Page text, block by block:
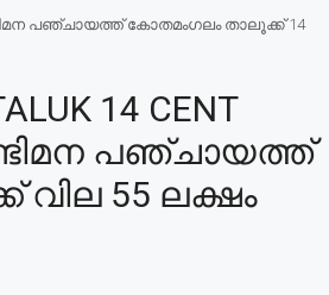
പിണ്ടിമന പഞ്ചായത്ത് കോതമംഗലം താലൂക്ക് 14
14 CENT
പിണ്ടിമന പഞ്ചായത്ത്
വില 55 ലക്ഷം